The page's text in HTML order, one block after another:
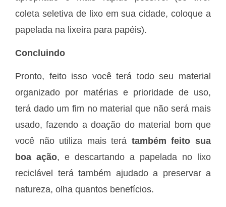
coleta seletiva de lixo em sua cidade, coloque a
papelada na lixeira para papéis).
Concluindo
Pronto, feito isso você terá todo seu material
organizado por matérias e prioridade de uso,
terá dado um fim no material que não será mais
usado, fazendo a doação do material bom que
você não utiliza mais terá também feito sua
boa ação, e descartando a papelada no lixo
reciclável terá também ajudado a preservar a
natureza, olha quantos benefícios.